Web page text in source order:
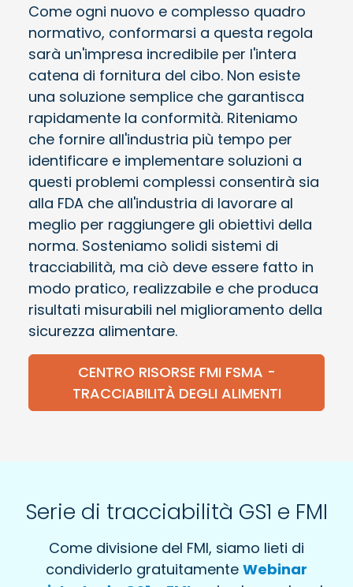
Come ogni nuovo e complesso quadro
normativo, conformarsi a questa regola
sarà un'impresa incredibile per l'intera
catena di fornitura del cibo. Non esiste
una soluzione semplice che garantisca
rapidamente la conformità. Riteniamo
che fornire all'industria più tempo per
identificare e implementare soluzioni a
questi problemi complessi consentirà sia
alla FDA che all'industria di lavorare al
meglio per raggiungere gli obiettivi della
norma. Sosteniamo solidi sistemi di
tracciabilità, ma ciò deve essere fatto in
modo pratico, realizzabile e che produca
risultati misurabili nel miglioramento della
sicurezza alimentare.
CENTRO RISORSE FMI FSMA -
TRACCIABILITÀ DEGLI ALIMENTI
Serie di tracciabilità GS1 e FMI
Come divisione del FMI, siamo lieti di
condividerlo gratuitamente Webinar